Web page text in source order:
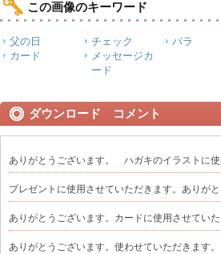
この画像のキーワード
父の日 チェック バラ
カード
メッセージカ
ード
ダウンロード コメント
ありがとうございます。 ハガキのイラストに使
プレゼントに使用させていただきます。ありがと
ありがとうございます。カードに使用させてい
ありがとうございます。使わせていただきます。